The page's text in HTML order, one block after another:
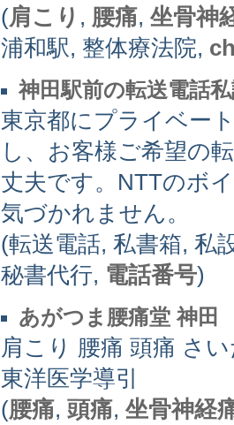
(肩こり , 腰痛, 坐骨神
浦和駅, 整体療法院,
神田駅前の転送電話
東京都にプライベー
し、お客様ご希望の
丈夫です。NTTのボ
気づかれません。
(転送電話, 私書箱, 私
秘書代行, 電話番号)
あがつま腰痛堂 神田
肩こり 腰痛 頭痛 さ
東洋医学導引
(腰痛, 頭痛, 坐骨神経